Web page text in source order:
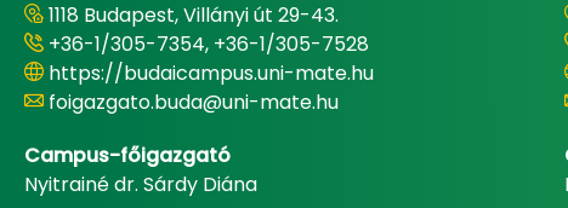
1118 Budapest, Villányi út 29-43.
+36-1/305-7354, +36-1/305-7528
https://budaicampus.uni-mate.hu
foigazgato.buda@uni-mate.hu
Campus-főigazgató
Nyitrainé dr. Sárdy Diána